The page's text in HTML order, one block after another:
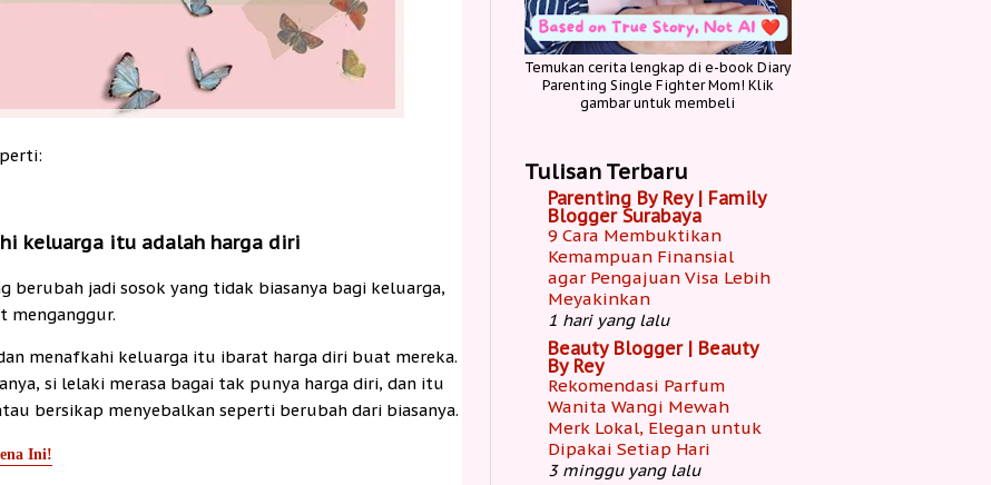
keluarga itu adalah harga diri
berubah jadi sosok yang tidak biasanya bagi keluarga,
menganggur.
menafkahi keluarga itu ibarat harga diri buat mereka.
si lelaki merasa bagai tak punya harga diri, dan itu
bersikap menyebalkan seperti berubah dari biasanya.
Ini!
Temukan cerita lengkap di e-book Diary
Parenting Single Fighter Mom! Klik
gambar untuk membeli
Tulisan Terbaru
Parenting By Rey | Family
Blogger Surabaya
9 Cara Membuktikan
Kemampuan Finansial
agar Pengajuan Visa Lebih
Meyakinkan
1 hari yang lalu
Beauty Blogger | Beauty
By Rey
Rekomendasi Parfum
Wanita Wangi Mewah
Merk Lokal, Elegan untuk
Dipakai Setiap Hari
3 minggu yang lalu